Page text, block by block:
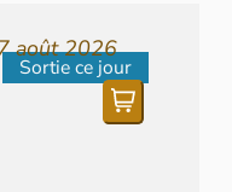
Sortie ce jour
août 2026